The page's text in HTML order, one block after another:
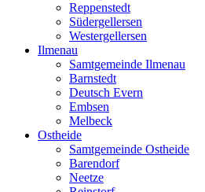
Reppenstedt
Südergellersen
Westergellersen
Ilmenau
Samtgemeinde Ilmenau
Barnstedt
Deutsch Evern
Embsen
Melbeck
Ostheide
Samtgemeinde Ostheide
Barendorf
Neetze